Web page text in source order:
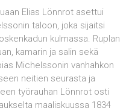
Elias Lönnrot asettui
taloon, joka sijaitsi
kulmassa. Ruplan
kamarin ja salin sekä
Michelssonin vanhahkon
neitien seurasta ja
työrauhan Lönnrot osti
maaliskuussa 1834